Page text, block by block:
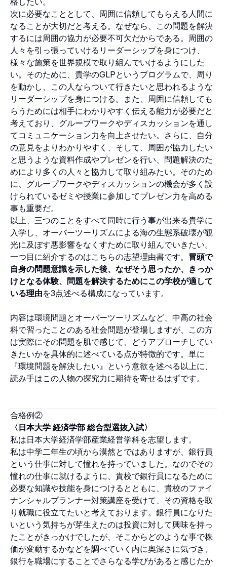
次に必要なこととして、周囲に信頼してもらえる人間に
なることが大切だと考える。なぜなら、この問題を解決
するには周囲の協力が必要不可欠だからである。周囲の
人々を引っ張っていけるリーダーシップを身につけ、
様々な施策を世界規模で取り組んでいけるようにした
い。そのために、貴学のGLPというプログラムで、周り
を動かし、この人ならついて行きたいと思われるような
リーダーシップを身につける。また、周囲に信頼しても
らうためには相手にわかりやすく伝える能力が必要だと
考えており、グループワークやディスカッションを通し
てコミュニケーション力を向上させたい。さらに、自分
の意見をよりわかりやすく、そして、周囲が協力したい
と思うような資料作成やプレゼンを行い、問題解決のた
めにより多くの人々と協力して取り組みたい。そのため
に、グループワークやディスカッションの機会が多く設
けられているゼミや授業に参加してプレゼン力を高める
事も重要だ。
以上、三つのことをすべて同時に行う事が出来る貴学に
入学し、オーバーツーリズムによる海の生態系破壊が観
光に及ぼす悪影響をなくすために取り組んでいきたい。
一つ目に紹介するのはこちらの志望理由書です。 冒頭で
自身の問題意識を示した後、なぜそう思ったか、きっか
けとなる体験、問題を解決するためにこの学校が適して
いる理由を3点述べる構成になっています。
内容は環境問題とオーバーツーリズムなど、中高の社会
科で習ったことのある社会問題が登場しますが、この方
は実際にその問題を肌で感じて、どうアプローチしてい
きたいかを具体的に述べている点が特徴的です。単に
『環境問題を解決したい』という意欲を述べる以上に、
読み手はこの人物の探究力に期待を寄せるはずです。
合格例②
〈日本大学 経済学部 総合型選抜入試〉
私は日本大学経済学部産業経営学科を志望します。
私は中学二年生の頃から漠然とではありますが、銀行員
という仕事に対して憧れを持っていました。なのでその
憧れの仕事に就けるように、貴校で銀行員になるために
必要な知識や技能を身につけるとともに、貴校のファイ
ナンシャルプランナー対策講座を受けて、その資格を取
り就職に役立てたいと考えております。銀行員になりた
いという気持ちが芽生えたのは投資に対して興味を持っ
たことがきっかけでしたが、そこからどのような事で株
価が変動するかなどを調べていく内に奥深さに気づき、
銀行を職場にすることでさらなる学びがあると感じたか